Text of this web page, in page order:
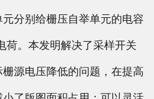
分别给栅压自举单元的电容
荷。本发明解决了采样开关
源电压降低的问题，在提高